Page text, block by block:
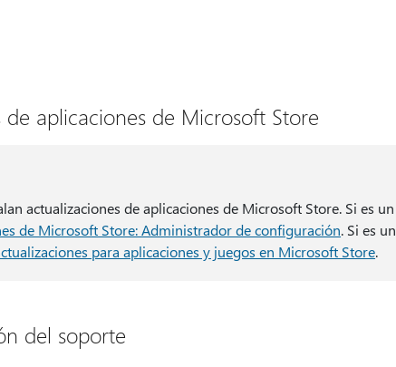
aplicaciones de Microsoft Store
actualizaciones de aplicaciones de Microsoft Store. Si es un
de Microsoft Store: Administrador de configuración. Si es un
para aplicaciones y juegos en Microsoft Store.
del soporte